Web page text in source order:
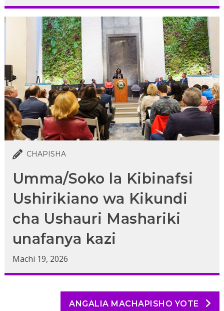
CHAPISHA
Umma/Soko la Kibinafsi
Ushirikiano wa Kikundi
cha Ushauri Mashariki
unafanya kazi
Machi 19, 2026
ANGALIA MACHAPISHO YOTE